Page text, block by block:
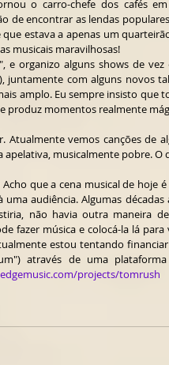
o carro-chefe dos cafés
de encontrar as lendas
estava a apenas um
musicais maravilhosas!
e organizo alguns shows de
juntamente com alguns novos
amplo. Eu sempre insisto que
momentos realmente
Atualmente vemos canções de
apelativa, musicalmente pobre.
que a cena musical de
audiência. Algumas
não havia outra maneira
fazer música e colocá-la lá
estou tentando
através de uma
projects/tomrush